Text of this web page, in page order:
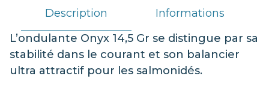
Description
Informations
L’ondulante Onyx 14,5 Gr se distingue par sa
stabilité dans le courant et son balancier
ultra attractif pour les salmonidés.